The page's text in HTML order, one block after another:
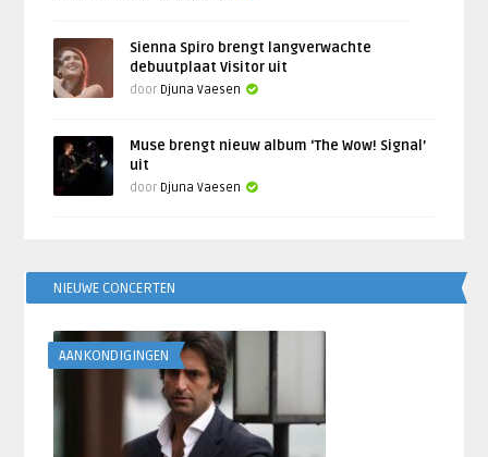
Sienna Spiro brengt langverwachte
debuutplaat Visitor uit
door Djuna Vaesen
Muse brengt nieuw album ‘The Wow! Signal’
uit
door Djuna Vaesen
NIEUWE CONCERTEN
AANKONDIGINGEN